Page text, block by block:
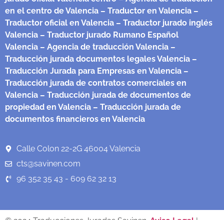
en el centro de Valencia – Traductor en Valencia –
Traductor oficial en Valencia – Traductor jurado inglés
Valencia – Traductor jurado Rumano Español
Valencia – Agencia de traducción Valencia –
Traducción jurada documentos legales Valencia –
Traducción Jurada para Empresas en Valencia –
Traducción jurada de contratos comerciales en
Valencia – Traducción jurada de documentos de
propiedad en Valencia – Traducción jurada de
documentos financieros en Valencia
Calle Colon 22-2G 46004 Valencia
cts@savinen.com
96 352 35 43 - 609 62 32 13